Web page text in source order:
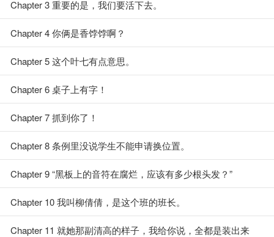
Chapter 3 重要的是，我们要活下去。
Chapter 4 你俩是香饽饽啊？
Chapter 5 这个叶七有点意思。
Chapter 6 桌子上有字！
Chapter 7 抓到你了！
Chapter 8 条例里没说学生不能申请换位置。
Chapter 9 “黑板上的音符在腐烂，应该有多少根头发？”
Chapter 10 我叫柳倩倩，是这个班的班长。
Chapter 11 就她那副清高的样子，我给你说，全都是装出来